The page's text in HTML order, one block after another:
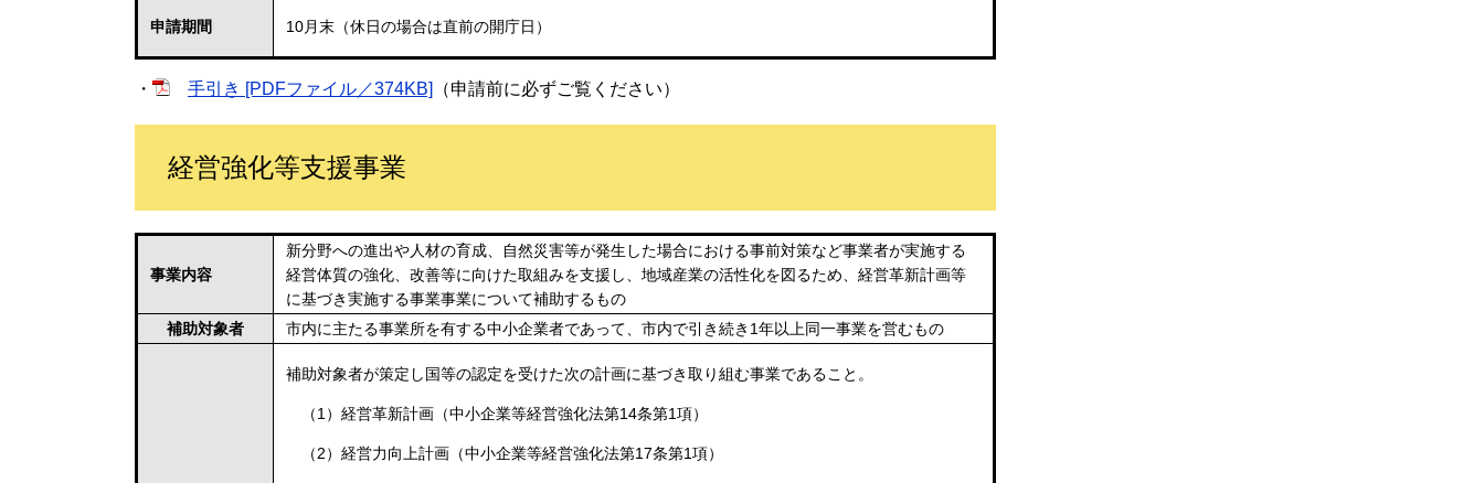
申請期間 10月末（休日の場合は直前の開庁日）
・ 手引き [PDFファイル／374KB] （申請前に必ずご覧ください）
経営強化等支援事業
事業内容
新分野への進出や人材の育成、自然災害等が発生した場合における事前対策など事業者が実施する
経営体質の強化、改善等に向けた取組みを支援し、地域産業の活性化を図るため、経営革新計画等
に基づき実施する事業事業について補助するもの
補助対象者
市内に主たる事業所を有する中小企業者であって、市内で引き続き1年以上同一事業を営むもの
補助対象者が策定し国等の認定を受けた次の計画に基づき取り組む事業であること。
（1）経営革新計画（中小企業等経営強化法第14条第1項）
（2）経営力向上計画（中小企業等経営強化法第17条第1項）